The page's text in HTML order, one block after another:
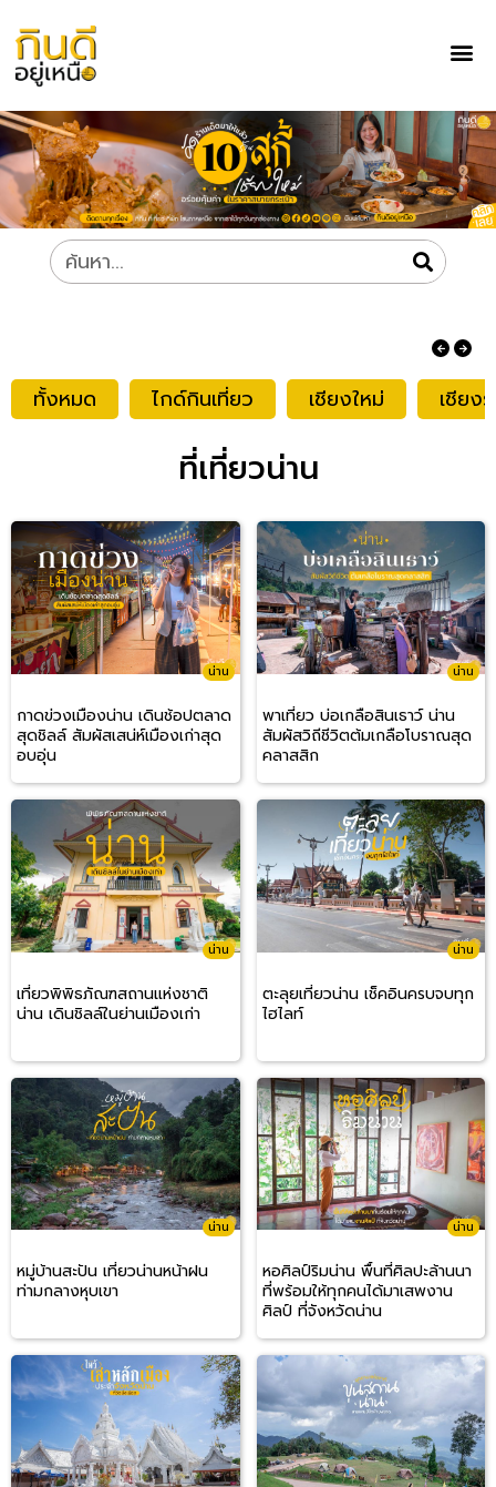
ทั้งหมด ไกด์กินเที่ยว เชียงใหม่ เชียง
ที่เที่ยวน่าน
น่าน
กาดข่วงเมืองน่าน เดินช้อปตลาด
สุดชิลล์ สัมผัสเสน่ห์เมืองเก่าสุด
อบอุ่น
น่าน
พาเที่ยว บ่อเกลือสินเธาว์ น่าน
สัมผัสวิถีชีวิตต้มเกลือโบราณสุด
คลาสสิก
น่าน
เที่ยวพิพิธภัณฑสถานแห่งชาติ
น่าน เดินชิลล์ในย่านเมืองเก่า
น่าน
ตะลุยเที่ยวน่าน เช็คอินครบจบทุก
ไฮไลท์
น่าน
หมู่บ้านสะปัน เที่ยวน่านหน้าฝน
ท่ามกลางหุบเขา
น่าน
หอศิลป์ริมน่าน พื้นที่ศิลปะล้านนา
ที่พร้อมให้ทุกคนได้มาเสพงาน
ศิลป์ ที่จังหวัดน่าน